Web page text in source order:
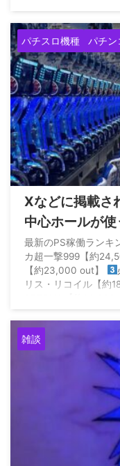
抜け単発単発3連
3連 何これ いつにな
て万 ...
パチスロ機種 パチン
Xなどに掲載さ
中心ホールが
されてるから
最新のPS稼働ランキ
カ超一撃999【約
【約23,000 out】
リス・リコイル【約
雑談